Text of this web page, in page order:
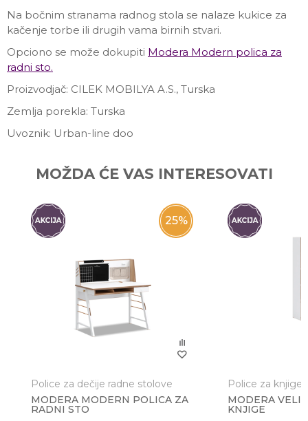
Na bočnim stranama radnog stola se nalaze kukice za
kačenje torbe ili drugih vama birnih stvari.
Opciono se može dokupiti Modera Modern polica za
radni sto.
Proizvodjač: CILEK MOBILYA A.S., Turska
Zemlja porekla: Turska
Uvoznik: Urban-line doo
Email
Anti-spam zaštita - izračunajte koliko je 9 - 4 :
MOŽDA ĆE VAS INTERESOVATI
25%
Police za dečije radne stolove
MODERA MODERN POLICA ZA
RADNI STO
Police za knjige
MODERA
KNJIGE